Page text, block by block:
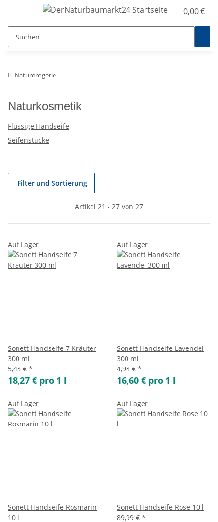
0,00 €
Naturdrogerie
Naturkosmetik
Flüssige Handseife
Seifenstücke
Filter und Sortierung
Artikel 21 - 27 von 27
Auf Lager
Sonett Handseife 7 Kräuter
300 ml
5,48 € *
18,27 € pro 1 l
Auf Lager
Sonett Handseife Lavendel
300 ml
4,98 € *
16,60 € pro 1 l
Auf Lager
Sonett Handseife Rosmarin
10 l
Auf Lager
Sonett Handseife Rose 10 l
89,99 € *